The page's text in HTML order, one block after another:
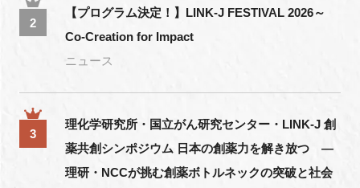
2
【プログラム決定！】LINK-J FESTIVAL 2026～
Co-Creation for Impact
ニュース
3
理化学研究所・国立がん研究センター・LINK-J 創
薬共創シンポジウム 日本の創薬力を解き放つ ―
理研・NCCが挑む創薬ボトルネックの突破と社会